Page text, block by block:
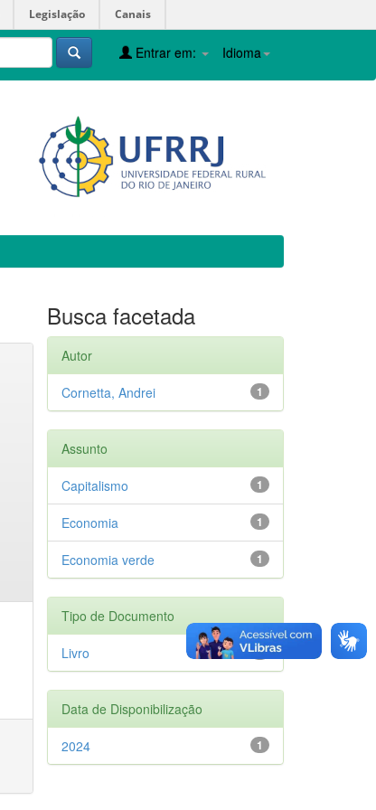
Legislação Canais
Idioma
Entrar em:
Busca facetada
Autor
1
Cornetta, Andrei
Assunto
1
Capitalismo
1
Economia
1
Economia verde
Tipo de Documento
1
Livro
Data de Disponibilização
1
2024